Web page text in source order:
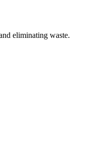
eliminating waste.